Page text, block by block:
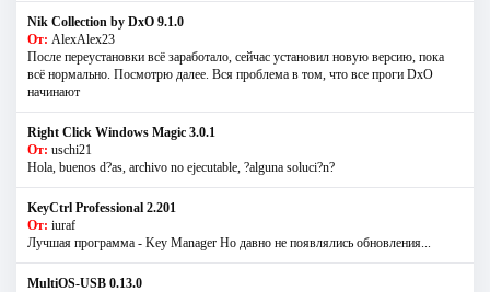
Nik Collection by DxO 9.1.0
От: AlexAlex23
После переустановки всё заработало, сейчас установил новую версию, пока
всё нормально. Посмотрю далее. Вся проблема в том, что все проги DxO
начинают
Right Click Windows Magic 3.0.1
От: uschi21
Hola, buenos d?as, archivo no ejecutable, ?alguna soluci?n?
KeyCtrl Professional 2.201
От: iuraf
Лучшая программа - Key Manager Но давно не появлялись обновления...
MultiOS-USB 0.13.0